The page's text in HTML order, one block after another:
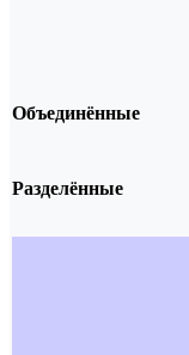
Объединённые
Разделённые